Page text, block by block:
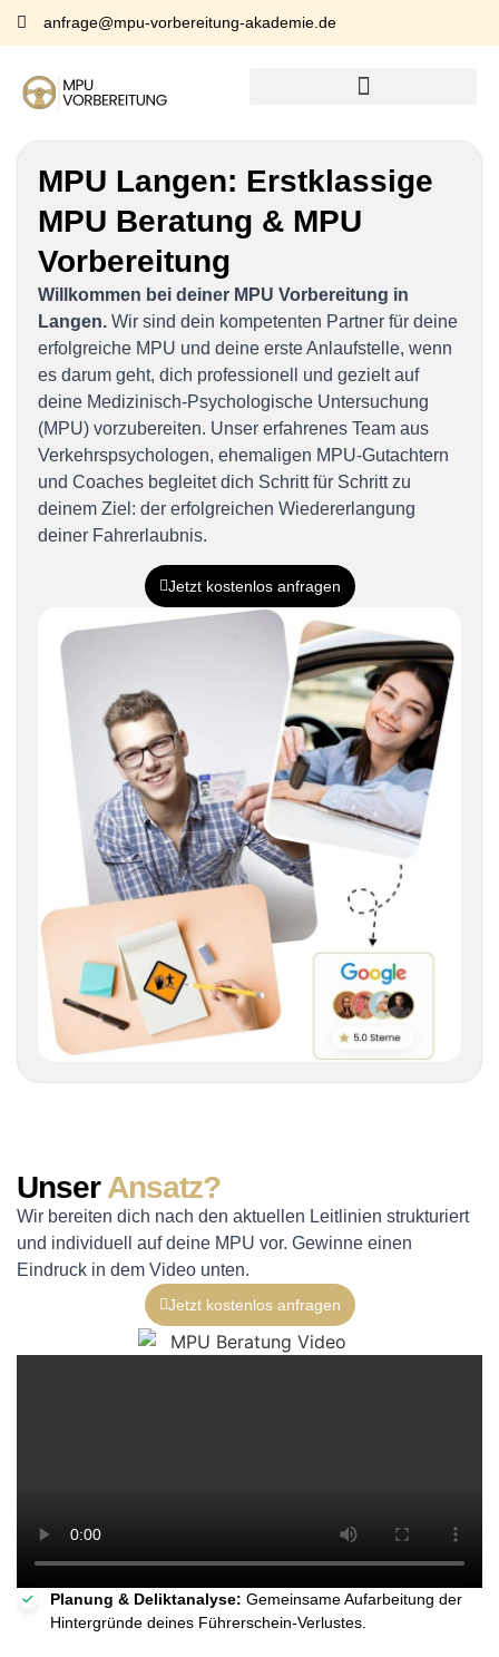
anfrage@mpu-vorbereitung-akademie.de
MPU Langen: Erstklassige
MPU Beratung & MPU
Vorbereitung
Willkommen bei deiner MPU Vorbereitung in
Langen. Wir sind dein kompetenten Partner für deine
erfolgreiche MPU und deine erste Anlaufstelle, wenn
es darum geht, dich professionell und gezielt auf
deine Medizinisch-Psychologische Untersuchung
(MPU) vorzubereiten. Unser erfahrenes Team aus
Verkehrspsychologen, ehemaligen MPU-Gutachtern
und Coaches begleitet dich Schritt für Schritt zu
deinem Ziel: der erfolgreichen Wiedererlangung
deiner Fahrerlaubnis.
Jetzt kostenlos anfragen
UnserAnsatz?
Wir bereiten dich nach den aktuellen Leitlinien strukturiert
und individuell auf deine MPU vor. Gewinne einen
Eindruck in dem Video unten.
Jetzt kostenlos anfragen
Planung & Deliktanalyse: Gemeinsame Aufarbeitung der
Hintergründe deines Führerschein-Verlustes.